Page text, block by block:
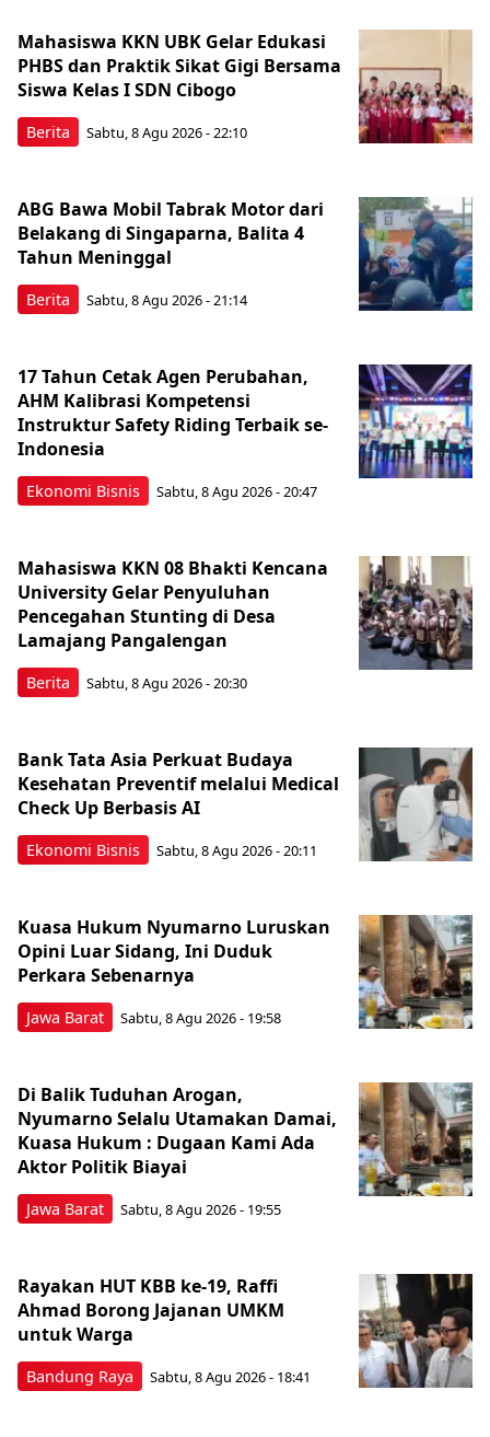
Berita
Mahasiswa KKN UBK Gelar Edukasi
PHBS dan Praktik Sikat Gigi Bersama
Siswa Kelas I SDN Cibogo
Sabtu, 8 Agu 2026 - 22:10
Berita
ABG Bawa Mobil Tabrak Motor dari
Belakang di Singaparna, Balita 4
Tahun Meninggal
Sabtu, 8 Agu 2026 - 21:14
Ekonomi Bisnis
17 Tahun Cetak Agen Perubahan,
AHM Kalibrasi Kompetensi
Instruktur Safety Riding Terbaik se-
Indonesia
Sabtu, 8 Agu 2026 - 20:47
Berita
Mahasiswa KKN 08 Bhakti Kencana
University Gelar Penyuluhan
Pencegahan Stunting di Desa
Lamajang Pangalengan
Sabtu, 8 Agu 2026 - 20:30
Ekonomi Bisnis
Bank Tata Asia Perkuat Budaya
Kesehatan Preventif melalui Medical
Check Up Berbasis AI
Sabtu, 8 Agu 2026 - 20:11
Jawa Barat
Kuasa Hukum Nyumarno Luruskan
Opini Luar Sidang, Ini Duduk
Perkara Sebenarnya ​
Sabtu, 8 Agu 2026 - 19:58
Jawa Barat
Di Balik Tuduhan Arogan,
Nyumarno Selalu Utamakan Damai,
Kuasa Hukum : Dugaan Kami Ada
Aktor Politik Biayai
Sabtu, 8 Agu 2026 - 19:55
Bandung Raya
Rayakan HUT KBB ke-19, Raffi
Ahmad Borong Jajanan UMKM
untuk Warga
Sabtu, 8 Agu 2026 - 18:41